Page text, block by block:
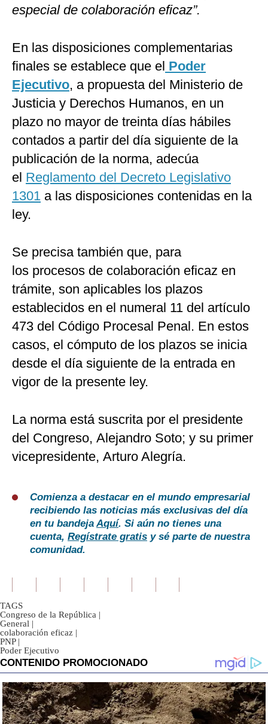
especial de colaboración eficaz”.
En las disposiciones complementarias
finales se establece que el Poder
Ejecutivo, a propuesta del Ministerio de
Justicia y Derechos Humanos, en un
plazo no mayor de treinta días hábiles
contados a partir del día siguiente de la
publicación de la norma, adecúa
el Reglamento del Decreto Legislativo
1301 a las disposiciones contenidas en la
ley.
Se precisa también que, para
los procesos de colaboración eficaz en
trámite, son aplicables los plazos
establecidos en el numeral 11 del artículo
473 del Código Procesal Penal. En estos
casos, el cómputo de los plazos se inicia
desde el día siguiente de la entrada en
vigor de la presente ley.
La norma está suscrita por el presidente
del Congreso, Alejandro Soto; y su primer
vicepresidente, Arturo Alegría.
Comienza a destacar en el mundo empresarial
recibiendo las noticias más exclusivas del día
en tu bandejaAquí. Si aún no tienes una
cuenta, Regístrate gratis y sé parte de nuestra
comunidad.
TAGS
Congreso de la República |
General |
colaboración eficaz |
PNP |
Poder Ejecutivo